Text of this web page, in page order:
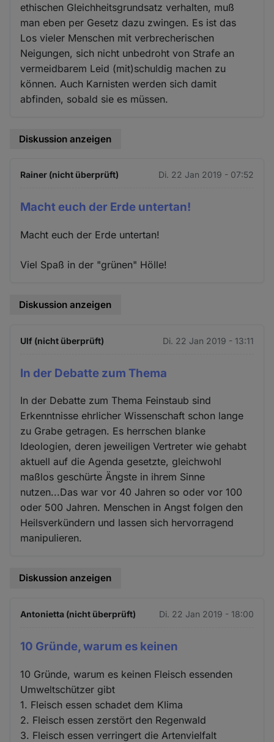
ethischen Gleichheitsgrundsatz verhalten, muß
man eben per Gesetz dazu zwingen. Es ist das
Los vieler Menschen mit verbrecherischen
Neigungen, sich nicht unbedroht von Strafe an
vermeidbarem Leid (mit)schuldig machen zu
können. Auch Karnisten werden sich damit
abfinden, sobald sie es müssen.
Diskussion anzeigen
Rainer (nicht überprüft) Di. 22 Jan 2019 - 07:52
Macht euch der Erde untertan!
Macht euch der Erde untertan!
Viel Spaß in der "grünen" Hölle!
Diskussion anzeigen
Ulf (nicht überprüft) Di. 22 Jan 2019 - 13:11
In der Debatte zum Thema
In der Debatte zum Thema Feinstaub sind
Erkenntnisse ehrlicher Wissenschaft schon lange
zu Grabe getragen. Es herrschen blanke
Ideologien, deren jeweiligen Vertreter wie gehabt
aktuell auf die Agenda gesetzte, gleichwohl
maßlos geschürte Ängste in ihrem Sinne
nutzen...Das war vor 40 Jahren so oder vor 100
oder 500 Jahren. Menschen in Angst folgen den
Heilsverkündern und lassen sich hervorragend
manipulieren.
Diskussion anzeigen
Antonietta (nicht überprüft) Di. 22 Jan 2019 - 18:00
10 Gründe, warum es keinen
10 Gründe, warum es keinen Fleisch essenden
Umweltschützer gibt
1. Fleisch essen schadet dem Klima
2. Fleisch essen zerstört den Regenwald
3. Fleisch essen verringert die Artenvielfalt